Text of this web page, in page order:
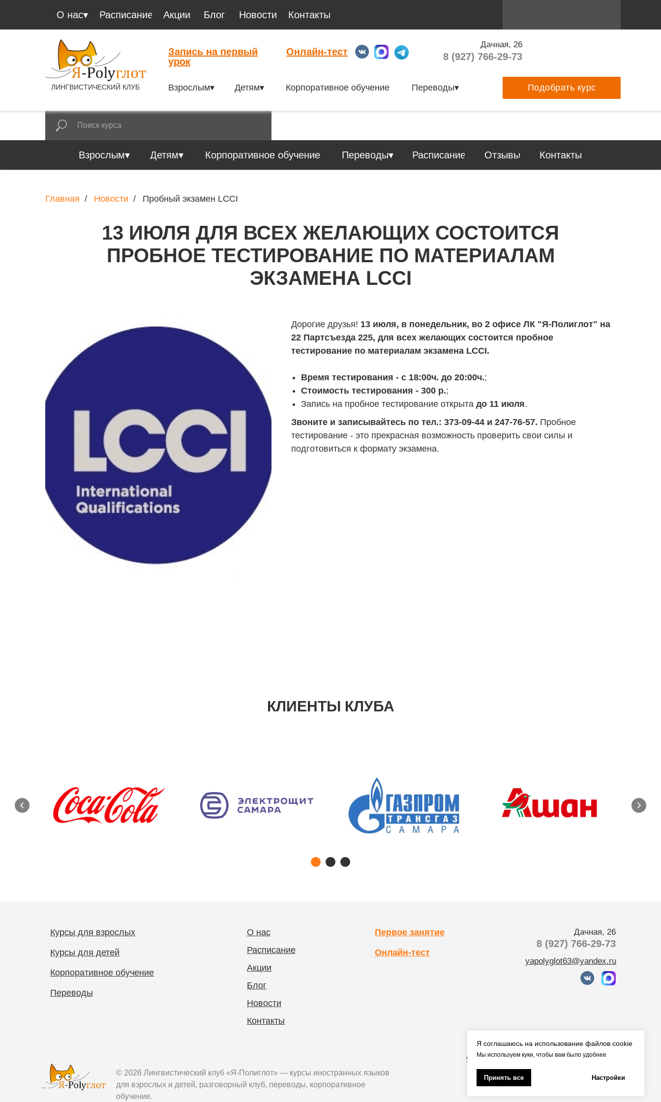
8 (927) 766-29-73
Переводы▾ Подобрать курс
Корпоративное обучение
ЛИНГВИСТИЧЕСКИЙ КЛУБ
Запись на первый
урок
Дачная, 26
Онлайн-тест
Детям▾
Взрослым▾
О нас▾ Акции Блог Новости Контакты
Расписание
Я соглашаюсь на использование файлов cookie
Мы используем куки, чтобы вам было удобнее
Принять все Настройки
Взрослым▾ Расписание
Корпоративное обучение Переводы▾ Отзывы
Детям▾ Контакты
Главная / Новости / Пробный экзамен LCCI
13 ИЮЛЯ ДЛЯ ВСЕХ ЖЕЛАЮЩИХ СОСТОИТСЯ
ПРОБНОЕ ТЕСТИРОВАНИЕ ПО МАТЕРИАЛАМ
ЭКЗАМЕНА LCCI
Дорогие друзья! 13 июля, в понедельник, во 2 офисе ЛК "Я-Полиглот" на
22 Партсъезда 225, для всех желающих состоится пробное
тестирование по материалам экзамена LCCI.
Время тестирования - с 18:00ч. до 20:00ч.;
Стоимость тестирования - 300 р.;
Запись на пробное тестирование открыта до 11 июля.
Звоните и записывайтесь по тел.: 373-09-44 и 247-76-57. Пробное
тестирование - это прекрасная возможность проверить свои силы и
подготовиться к формату экзамена.
КЛИЕНТЫ КЛУБА
8 (927) 766-29-73
Первое занятие Дачная, 26
Онлайн-тест
yapolyglot63@yandex.ru
О нас
Расписание
Акции
Блог
Новости
Контакты
© 2026 Лингвистический клуб «Я-Полиглот» — курсы иностранных языков
для взрослых и детей, разговорный клуб, переводы, корпоративное
обучение.
Политика конфиденциальности
Согласие на обработку персональных
данных
Согласие на обработку файлов cookie
Способы оплаты и отказа от услуги
Курсы для взрослых
Курсы для детей
Корпоративное обучение
Переводы